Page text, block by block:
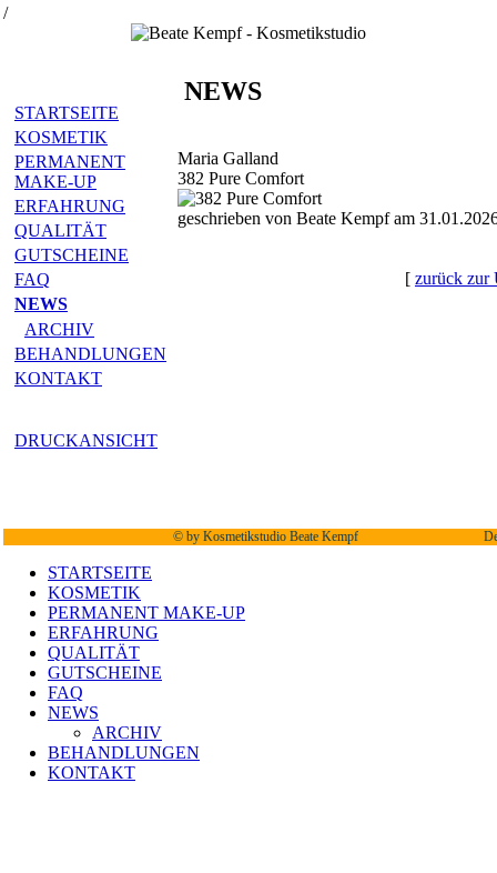
/
STARTSEITE
KOSMETIK
PERMANENT
MAKE-UP
ERFAHRUNG
QUALITÄT
GUTSCHEINE
FAQ
NEWS
ARCHIV
BEHANDLUNGEN
KONTAKT
DRUCKANSICHT
NEWS
Maria Galland
382 Pure Comfort
geschrieben von Beate Kempf am
[ zurück zur
© by Kosmetikstudio Beate Kempf
STARTSEITE
KOSMETIK
PERMANENT MAKE-UP
ERFAHRUNG
QUALITÄT
GUTSCHEINE
FAQ
NEWS
ARCHIV
BEHANDLUNGEN
KONTAKT